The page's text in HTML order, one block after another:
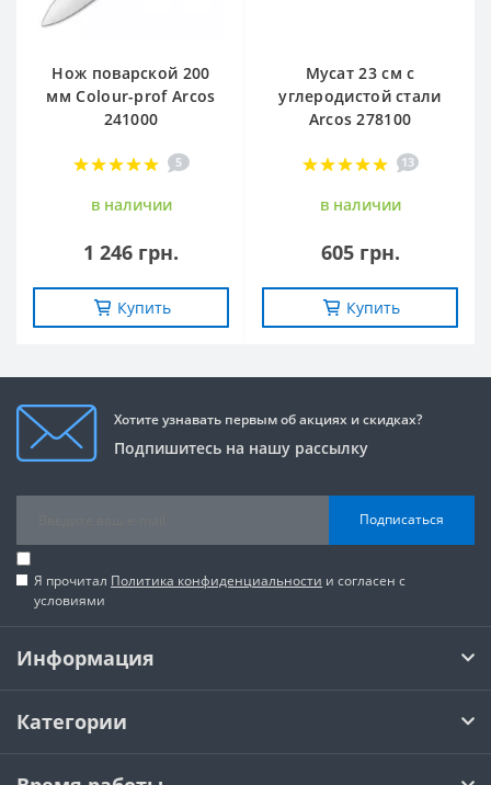
Нож поварской 200
мм Сolour-prof Arcos
241000
5
в наличии
1 246 грн.
Купить
Мусат 23 см с
углеродистой стали
Arcos 278100
13
в наличии
605 грн.
Купить
Хотите узнавать первым об акциях и скидках?
Подпишитесь на нашу рассылку
Подписаться
Я прочитал Политика конфиденциальности и согласен с
условиями
Информация
Категории